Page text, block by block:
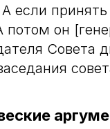
если принять
он
Совета